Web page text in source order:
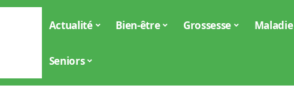
Actualité Bien-être Grossesse Maladie
Seniors